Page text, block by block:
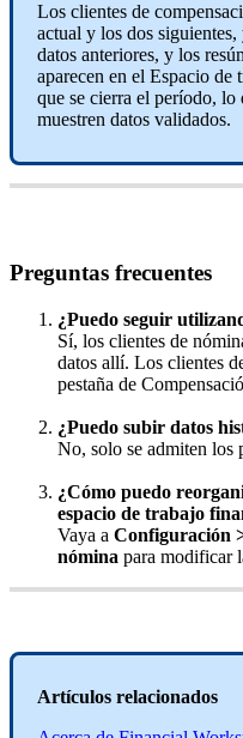
Los clientes de compensaci
actual y los dos siguientes,
datos anteriores, y los resú
aparecen en el Espacio de
que se cierra el período, lo
muestren datos validados.
Preguntas frecuentes
¿Puedo seguir
Sí, los clientes de nó
datos allí. Los clientes
pestaña de Compensació
¿Puedo subir datos
No, solo se admiten los
¿Cómo puedo
espacio de trabajo
Vaya a Configuración
nómina para modificar
Artículos relacionados